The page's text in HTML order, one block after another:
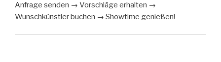
Anfrage senden → Vorschläge erhalten →
Wunschkünstler buchen → Showtime genießen!